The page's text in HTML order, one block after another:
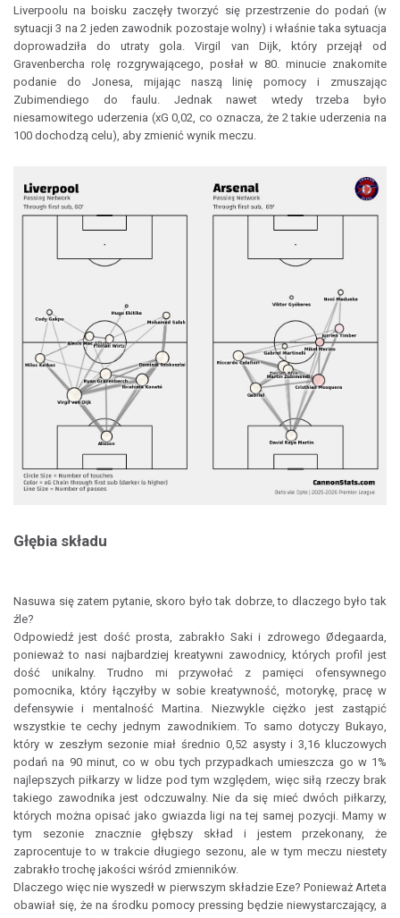
Liverpoolu na boisku zaczęły tworzyć się przestrzenie do podań (w
sytuacji 3 na 2 jeden zawodnik pozostaje wolny) i właśnie taka sytuacja
doprowadziła do utraty gola. Virgil van Dijk, który przejął od
Gravenbercha rolę rozgrywającego, posłał w 80. minucie znakomite
podanie do Jonesa, mijając naszą linię pomocy i zmuszając
Zubimendiego do faulu. Jednak nawet wtedy trzeba było
niesamowitego uderzenia (xG 0,02, co oznacza, że 2 takie uderzenia na
100 dochodzą celu), aby zmienić wynik meczu.
Głębia składu
Nasuwa się zatem pytanie, skoro było tak dobrze, to dlaczego było tak
źle?
Odpowiedź jest dość prosta, zabrakło Saki i zdrowego Ødegaarda,
ponieważ to nasi najbardziej kreatywni zawodnicy, których profil jest
dość unikalny. Trudno mi przywołać z pamięci ofensywnego
pomocnika, który łączyłby w sobie kreatywność, motorykę, pracę w
defensywie i mentalność Martina. Niezwykle ciężko jest zastąpić
wszystkie te cechy jednym zawodnikiem. To samo dotyczy Bukayo,
który w zeszłym sezonie miał średnio 0,52 asysty i 3,16 kluczowych
podań na 90 minut, co w obu tych przypadkach umieszcza go w 1%
najlepszych piłkarzy w lidze pod tym względem, więc siłą rzeczy brak
takiego zawodnika jest odczuwalny. Nie da się mieć dwóch piłkarzy,
których można opisać jako gwiazda ligi na tej samej pozycji. Mamy w
tym sezonie znacznie głębszy skład i jestem przekonany, że
zaprocentuje to w trakcie długiego sezonu, ale w tym meczu niestety
zabrakło trochę jakości wśród zmienników.
Dlaczego więc nie wyszedł w pierwszym składzie Eze? Ponieważ Arteta
obawiał się, że na środku pomocy pressing będzie niewystarczający, a